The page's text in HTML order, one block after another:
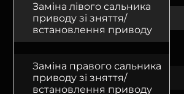
Заміна лівого сальника
приводу зі зняття/
встановлення приводу
Заміна правого сальника
приводу зі зняття/
встановлення приводу